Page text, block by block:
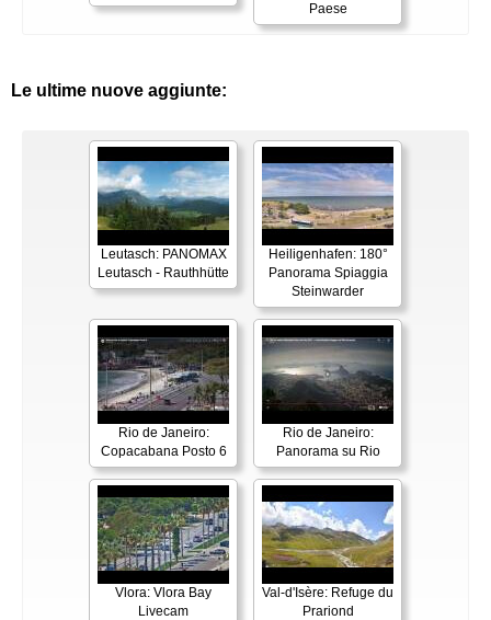
Paese
Le ultime nuove aggiunte:
Leutasch: PANOMAX
Leutasch - Rauthhütte
Heiligenhafen: 180°
Panorama Spiaggia
Steinwarder
Rio de Janeiro:
Copacabana Posto 6
Rio de Janeiro:
Panorama su Rio
Vlora: Vlora Bay
Livecam
Val-d'Isère: Refuge du
Prariond